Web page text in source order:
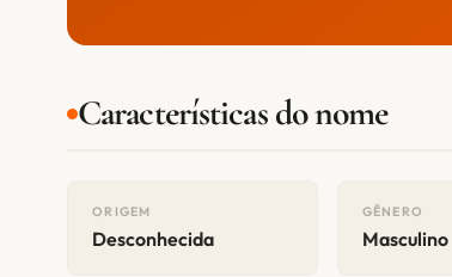
Características do nome
ORIGEM
Desconhecida
GÊNERO
Masculino